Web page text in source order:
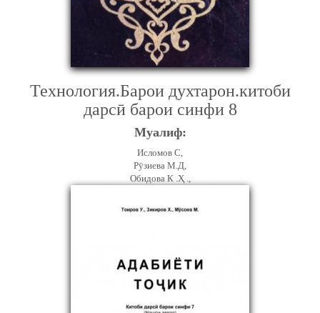
Технология.Барои духтарон.китоби
дарсӣ барои синфи 8
Муалиф:
Исломов С,
Рӯзиева М.Д,
Обидова К .Ҳ .,